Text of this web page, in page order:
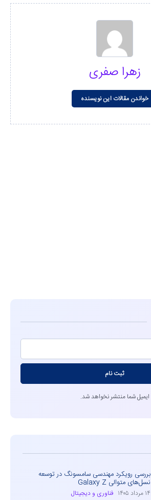
زهرا صفری
خواندن مقالات این نویسنده
ثبت نام
ایمیل شما منتشر نخواهد شد.
بررسی رویکرد مهندسی سامسونگ در توسعه
نسل‌های متوالی Galaxy Z
۱۴ مرداد ۱۴۰۵ فناوری و دیجیتال